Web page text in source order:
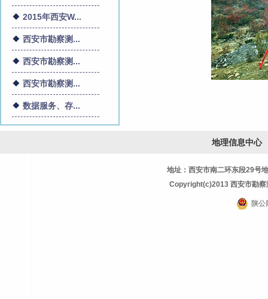
2015年西安W...
西安市勘察测...
西安市勘察测...
西安市勘察测...
数据服务、存...
地理信息中心
地址：西安市南二环东段29号
Copyright(c)2013 西安市勘
陕